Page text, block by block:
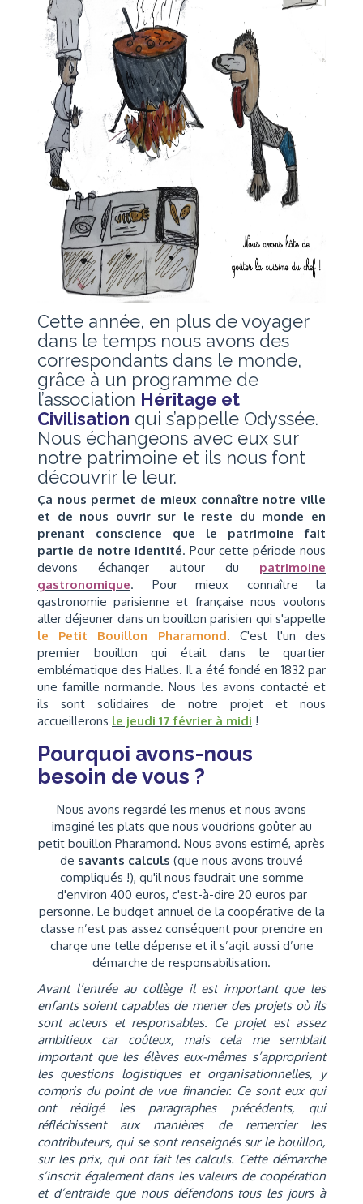
Cette année, en plus de voyager
dans le temps nous avons des
correspondants dans le monde,
grâce à un programme de
l’association Héritage et
Civilisation qui s’appelle Odyssée.
Nous échangeons avec eux sur
notre patrimoine et ils nous font
découvrir le leur.
Ça nous permet de mieux connaître notre ville
et de nous ouvrir sur le reste du monde en
prenant conscience que le patrimoine fait
partie de notre identité. Pour cette période nous
devons échanger autour du patrimoine
gastronomique. Pour mieux connaître la
gastronomie parisienne et française nous voulons
aller déjeuner dans un bouillon parisien qui s'appelle
le Petit Bouillon Pharamond. C'est l'un des
premier bouillon qui était dans le quartier
emblématique des Halles. Il a été fondé en 1832 par
une famille normande. Nous les avons contacté et
ils sont solidaires de notre projet et nous
accueillerons le jeudi 17 février à midi !
Pourquoi avons-nous
besoin de vous ?
Nous avons regardé les menus et nous avons
imaginé les plats que nous voudrions goûter au
petit bouillon Pharamond. Nous avons estimé, après
de savants calculs (que nous avons trouvé
compliqués !), qu'il nous faudrait une somme
d'environ 400 euros, c'est-à-dire 20 euros par
personne. Le budget annuel de la coopérative de la
classe n’est pas assez conséquent pour prendre en
charge une telle dépense et il s’agit aussi d’une
démarche de responsabilisation.
Avant l’entrée au collège il est important que les
enfants soient capables de mener des projets où ils
sont acteurs et responsables. Ce projet est assez
ambitieux car coûteux, mais cela me semblait
important que les élèves eux-mêmes s’approprient
les questions logistiques et organisationnelles, y
compris du point de vue financier. Ce sont eux qui
ont rédigé les paragraphes précédents, qui
réfléchissent aux manières de remercier les
contributeurs, qui se sont renseignés sur le bouillon,
sur les prix, qui ont fait les calculs. Cette démarche
s’inscrit également dans les valeurs de coopération
et d’entraide que nous défendons tous les jours à